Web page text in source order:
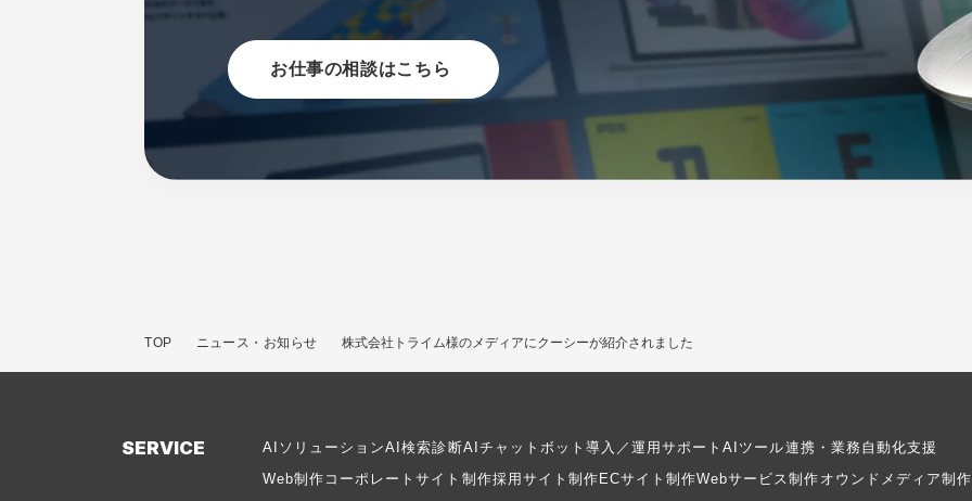
お仕事の相談はこちら
TOP ニュース・お知らせ 株式会社トライム様のメディアにクーシーが紹介されました
SERVICE AIソリューションAI検索診断AIチャットボット導入／運用サポートAIツール連携・業務自動化支援
Web制作 コーポレートサイト制作採用サイト制作 ECサイト制作Webサービス制作 オウンドメディア制作